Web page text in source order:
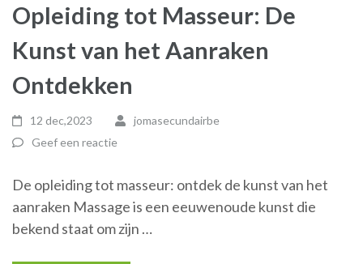
Opleiding tot Masseur: De
Kunst van het Aanraken
Ontdekken
12 dec,2023
jomasecundairbe
Geef een reactie
De opleiding tot masseur: ontdek de kunst van het
aanraken Massage is een eeuwenoude kunst die
bekend staat om zijn …